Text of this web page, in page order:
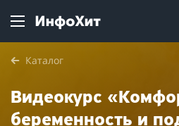
Каталог
Видеокурс
беременность и